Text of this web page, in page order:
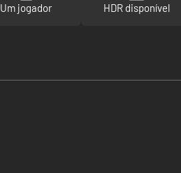
Um jogador HDR disponível